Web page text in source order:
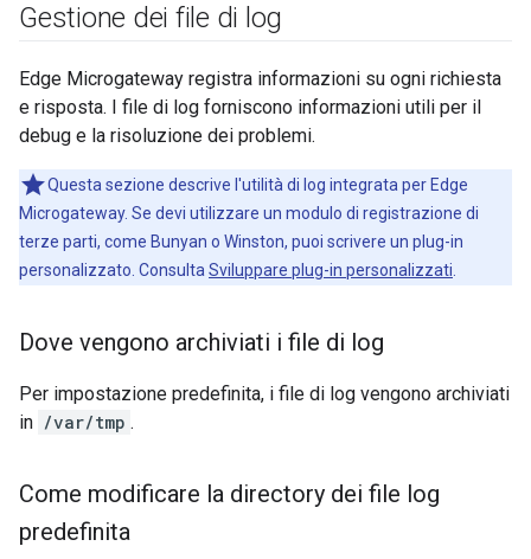
Gestione dei file di log
Edge Microgateway registra informazioni su ogni richiesta
e risposta. I file di log forniscono informazioni utili per il
debug e la risoluzione dei problemi.
Questa sezione descrive l'utilità di log integrata per Edge
Microgateway. Se devi utilizzare un modulo di registrazione di
terze parti, come Bunyan o Winston, puoi scrivere un plug-in
personalizzato. Consulta Sviluppare plug-in personalizzati
Dove vengono archiviati i file di log
Per impostazione predefinita, i file di log vengono archiviati
in /var/tmp .
Come modificare la directory dei file log
predefinita